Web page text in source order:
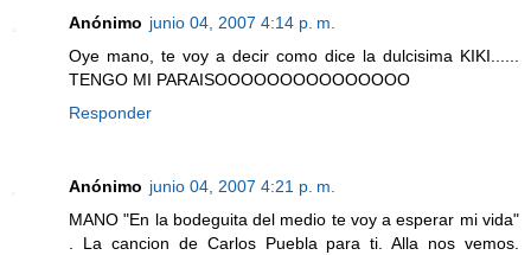
Anónimo junio 04, 2007 4:14 p. m.
Oye mano, te voy a decir como dice la dulcisima KIKI......
TENGO MI PARAISOOOOOOOOOOOOOOO
Responder
Anónimo junio 04, 2007 4:21 p. m.
MANO "En la bodeguita del medio te voy a esperar mi vida"
. La cancion de Carlos Puebla para ti. Alla nos vemos.